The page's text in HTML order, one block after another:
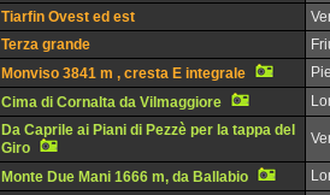
Tiarfin Ovest ed est
Terza grande
Monviso 3841 m , cresta E integrale
Cima di Cornalta da Vilmaggiore
Da Caprile ai Piani di Pezzè per la tappa del
Giro
Monte Due Mani 1666 m, da Ballabio